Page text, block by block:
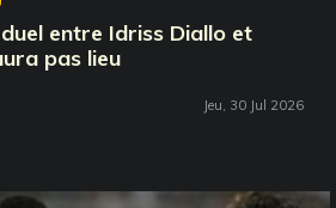
duel entre Idriss Diallo et
pas lieu
Jeu, 30 Jul 2026